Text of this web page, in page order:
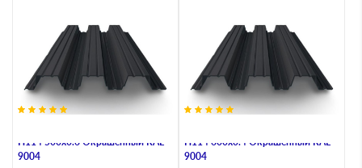
Н114 500х0.6 Окрашенный RAL
9004
Н114 600х0.4 Окрашенный RAL
9004